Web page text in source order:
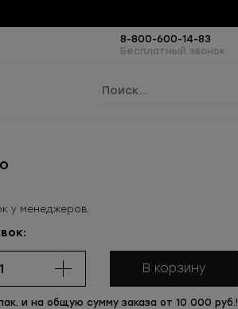
8-800-600-14-83
Бесплатный звонок
у менеджеров.
В корзину
и на общую сумму заказа от 10 000 руб.!